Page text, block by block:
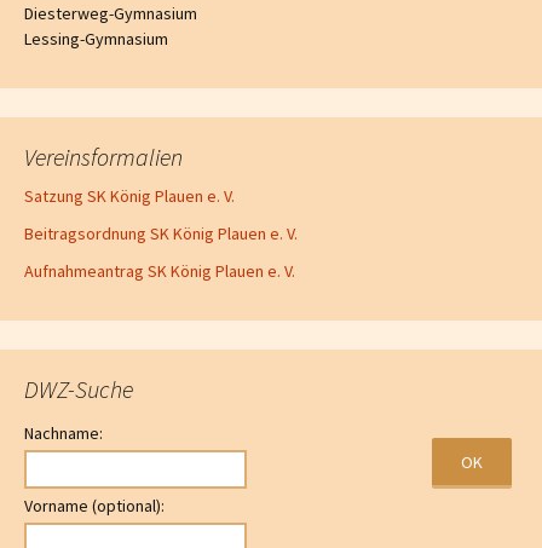
Diesterweg-Gymnasium
Lessing-Gymnasium
Vereinsformalien
Satzung SK König Plauen e. V.
Beitragsordnung SK König Plauen e. V.
Aufnahmeantrag SK König Plauen e. V.
DWZ-Suche
Nachname:
Vorname (optional):